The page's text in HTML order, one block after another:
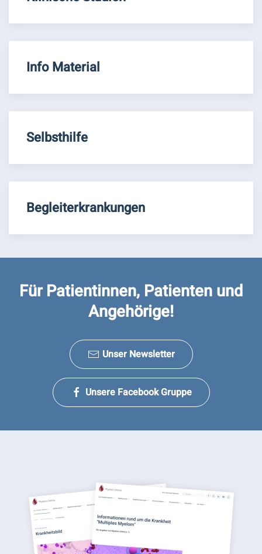
Info Material
Selbsthilfe
Begleiterkrankungen
Für Patientinnen, Patienten und
Angehörige!
Unser Newsletter
Unsere Facebook Gruppe